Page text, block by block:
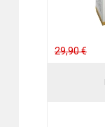
29,90 €